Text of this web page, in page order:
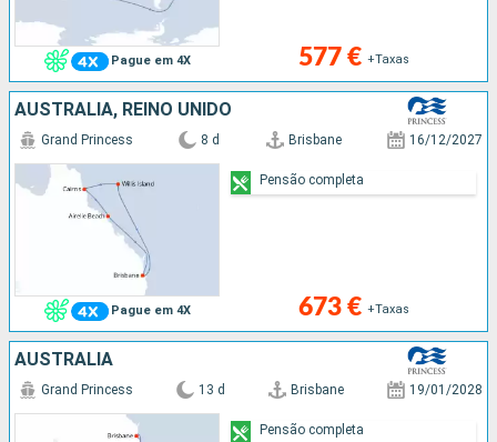
Pague em 4X 577 € +Taxas
AUSTRALIA, REINO UNIDO
Pague em 4X
Grand Princess 8 d Brisbane 16/12/2027
673 € +Taxas
Pensão completa
AUSTRALIA
Grand Princess 13 d Brisbane 19/01/2028
Pensão completa